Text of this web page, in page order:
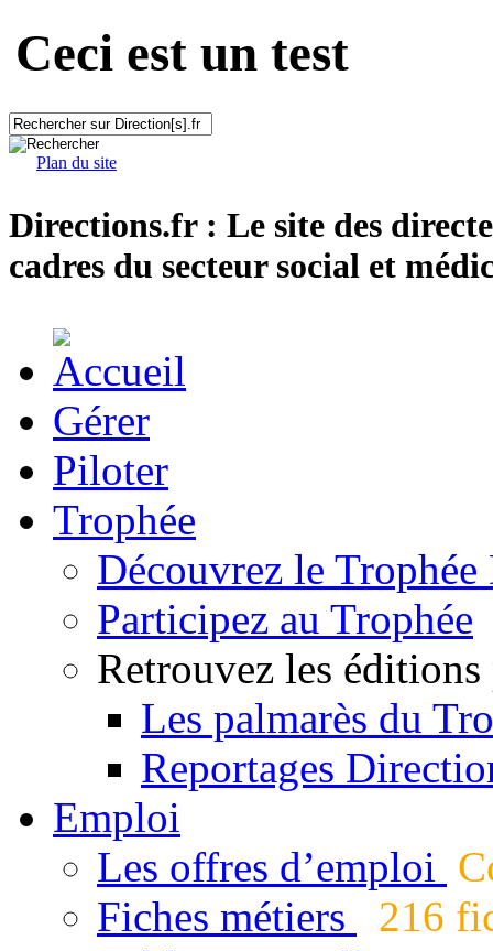
Ceci est un test
Plan du site
Directions.fr : Le site des
cadres du secteur social et
Gérer
Piloter
Trophée
Découvrez le
Participez au Trophée
Retrouvez les éditions
Les palmarès du
Reportages
Emploi
Les offres d’emploi
Fiches métiers
216